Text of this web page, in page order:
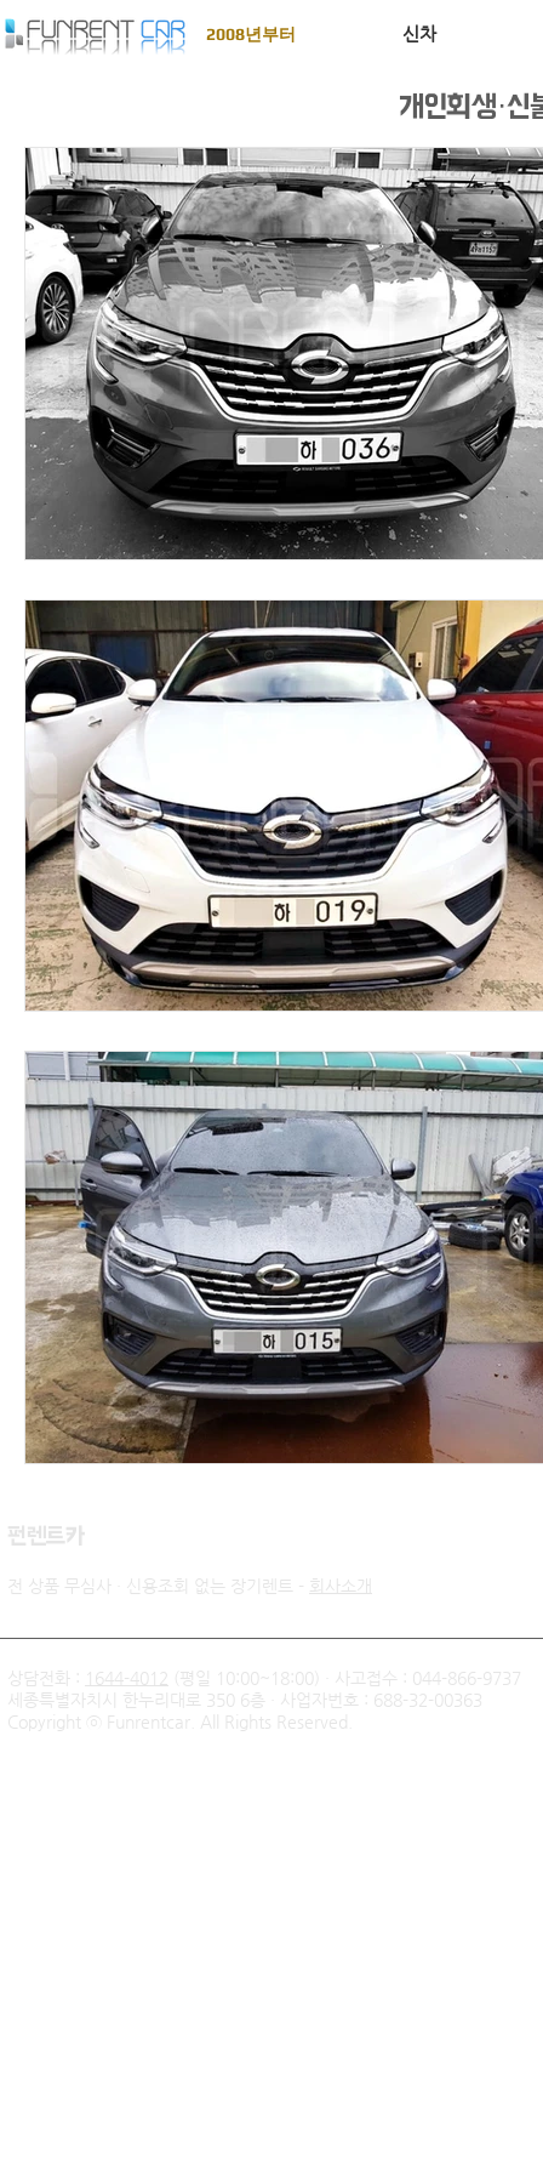
2008년부터 신차
개인회생·신
​펀렌트카
전 상품 무심사 · 신용조회 없는 장기렌트 - 회사소개
상담전화 : 1644-4012
(평일 10:00~18:00) · 사고접수 : 044-866-9737
세종특별자치시 한누리대로 350 6층 · 사업자번호 : 688-32-00363
Copyright ⓒ Funrentcar. All Rights Reserved.